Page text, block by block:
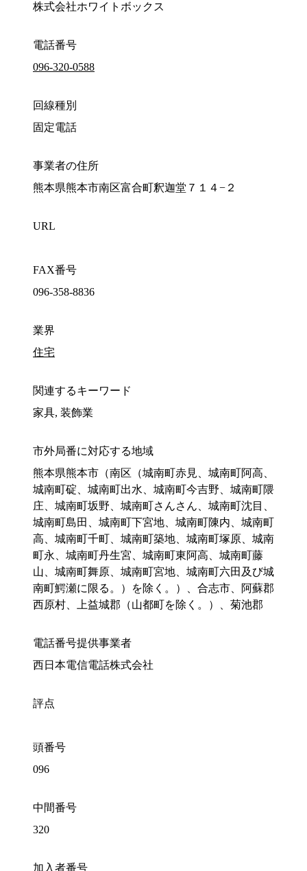
株式会社ホワイトボックス
電話番号
096-320-0588
回線種別
固定電話
事業者の住所
熊本県熊本市南区富合町釈迦堂７１４−２
URL
FAX番号
096-358-8836
業界
住宅
関連するキーワード
家具, 装飾業
市外局番に対応する地域
熊本県熊本市（南区（城南町赤見、城南町阿高、
城南町碇、城南町出水、城南町今吉野、城南町隈
庄、城南町坂野、城南町さんさん、城南町沈目、
城南町島田、城南町下宮地、城南町陳内、城南町
高、城南町千町、城南町築地、城南町塚原、城南
町永、城南町丹生宮、城南町東阿高、城南町藤
山、城南町舞原、城南町宮地、城南町六田及び城
南町鰐瀬に限る。）を除く。）、合志市、阿蘇郡
西原村、上益城郡（山都町を除く。）、菊池郡
電話番号提供事業者
西日本電信電話株式会社
評点
頭番号
096
中間番号
320
加入者番号